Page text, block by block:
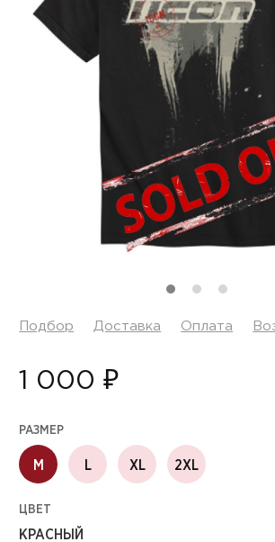
Подбор Доставка Оплата
1 000 ₽
РАЗМЕР
M L XL 2XL
ЦВЕТ
КРАСНЫЙ